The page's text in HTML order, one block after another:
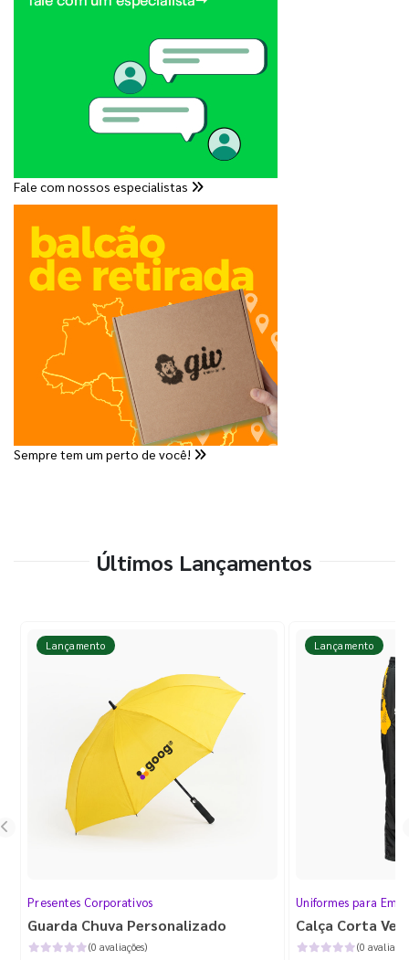
Fale com nossos especialistas
Sempre tem um perto de você!
Últimos Lançamentos
Lançamento
Presentes Corporativos
Guarda Chuva Personalizado
(0 avaliações)
Lançamento
Uniformes para
Calça Corta
(0